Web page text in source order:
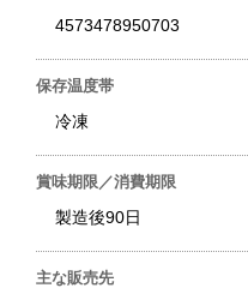
4573478950703
保存温度帯
冷凍
賞味期限／消費期限
製造後90日
主な販売先